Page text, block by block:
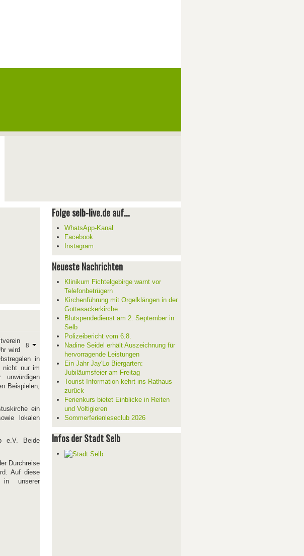
wird
in
nicht nur im
Beispielen,
ein
lokalen
e.V. Beide
Durchreise
Auf diese
unserer
Folge selb-live.de auf...
WhatsApp-Kanal
Facebook
Instagram
Neueste Nachrichten
Klinikum Fichtelgebirge warnt vor
Telefonbetrügern
Kirchenführung mit Orgelklängen in der
Gottesackerkirche
Blutspendedienst am 2. September in
Selb
Polizeibericht vom 6.8.
Nadine Seidel erhält Auszeichnung für
hervorragende Leistungen
Ein Jahr Jay'Lo Biergarten:
Jubiläumsfeier am Freitag
Tourist-Information kehrt ins Rathaus
zurück
Ferienkurs bietet Einblicke in Reiten
und Voltigieren
Sommerferienleseclub 2026
Infos der Stadt Selb